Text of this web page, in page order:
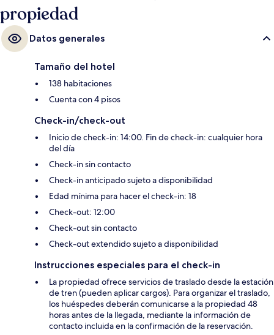
propiedad
Datos generales
Tamaño del hotel
138 habitaciones
Cuenta con 4 pisos
Check-in/check-out
Inicio de check-in: 14:00. Fin de check-in: cualquier hora
del día
Check-in sin contacto
Check-in anticipado sujeto a disponibilidad
Edad mínima para hacer el check-in: 18
Check-out: 12:00
Check-out sin contacto
Check-out extendido sujeto a disponibilidad
Instrucciones especiales para el check-in
La propiedad ofrece servicios de traslado desde la estación
de tren (pueden aplicar cargos). Para organizar el traslado,
los huéspedes deberán comunicarse a la propiedad 48
horas antes de la llegada, mediante la información de
contacto incluida en la confirmación de la reservación.